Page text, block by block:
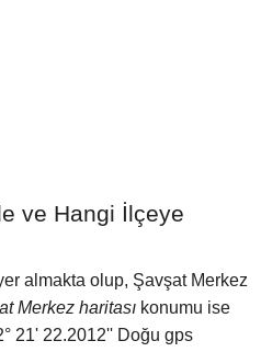
ve Hangi İlçeye
almakta olup, Şavşat Merkez
Merkez haritası konumu ise
21' 22.2012'' Doğu gps